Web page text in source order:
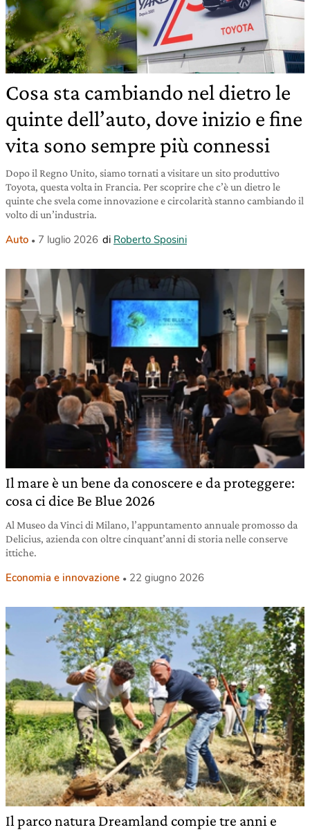
Cosa sta cambiando nel dietro le
quinte dell’auto, dove inizio e fine
vita sono sempre più connessi
Dopo il Regno Unito, siamo tornati a visitare un sito produttivo
Toyota, questa volta in Francia. Per scoprire che c’è un dietro le
quinte che svela come innovazione e circolarità stanno cambiando il
volto di un’industria.
Auto 7 luglio 2026 di Roberto Sposini
Il mare è un bene da conoscere e da proteggere:
cosa ci dice Be Blue 2026
Al Museo da Vinci di Milano, l’appuntamento annuale promosso da
Delicius, azienda con oltre cinquant’anni di storia nelle conserve
ittiche.
Economia e innovazione 22 giugno 2026
Il parco natura Dreamland compie tre anni e